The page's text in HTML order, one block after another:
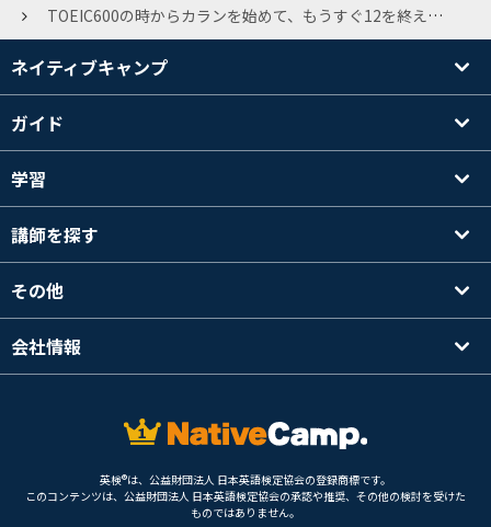
TOEIC600の時からカランを始めて、もうすぐ12を終えようとしています。 先日TOEIC IPオンラインを受けたら700点でした。少し不本意です。 （オンラインは時間が短いのはいいのですが、先読みが出来なくて辛かったです。） 元々は海外に行きたくて始めたカランですが、旅行に行けないこのご時世でやる気を失いかけていました。仕事で英語を使うこともありません。 しかし、この間にTOEICのスコアを上げてやろうと思います。 質問ですが、ビジネスカランをやるとTOEICスコアは上がりますか？それとも、ノーマルの方をやり直した方がいいですか？ TOEICもビジネス英語という事で、関連性があるのかが知りたいです。しかし、ノーマルでもTOEIC頻出単語はいっぱい出てきたしなーと思っています。とりあえず、文法特急は読み込みます。
ネイティブキャンプ
ガイド
学習
講師を探す
その他
会社情報
英検®は、公益財団法人 日本英語検定協会の登録商標です。
このコンテンツは、公益財団法人 日本英語検定協会の承認や推奨、その他の検討を受けた
ものではありません。